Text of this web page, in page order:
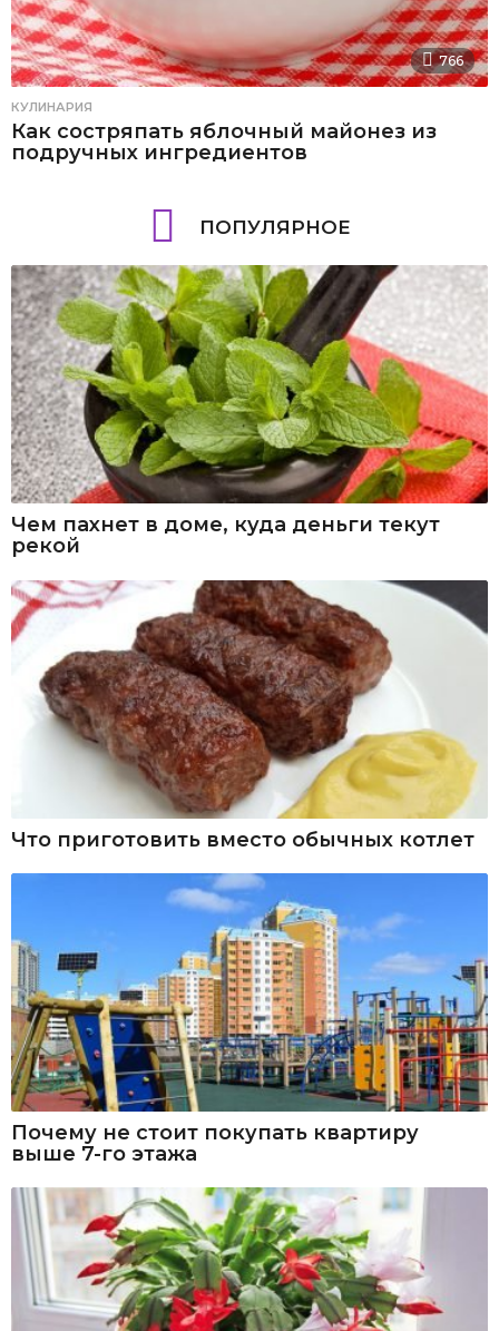
766
КУЛИНАРИЯ
Как состряпать яблочный майонез из
подручных ингредиентов
ПОПУЛЯРНОЕ
Чем пахнет в доме, куда деньги текут
рекой
Что приготовить вместо обычных котлет
Почему не стоит покупать квартиру
выше 7-го этажа